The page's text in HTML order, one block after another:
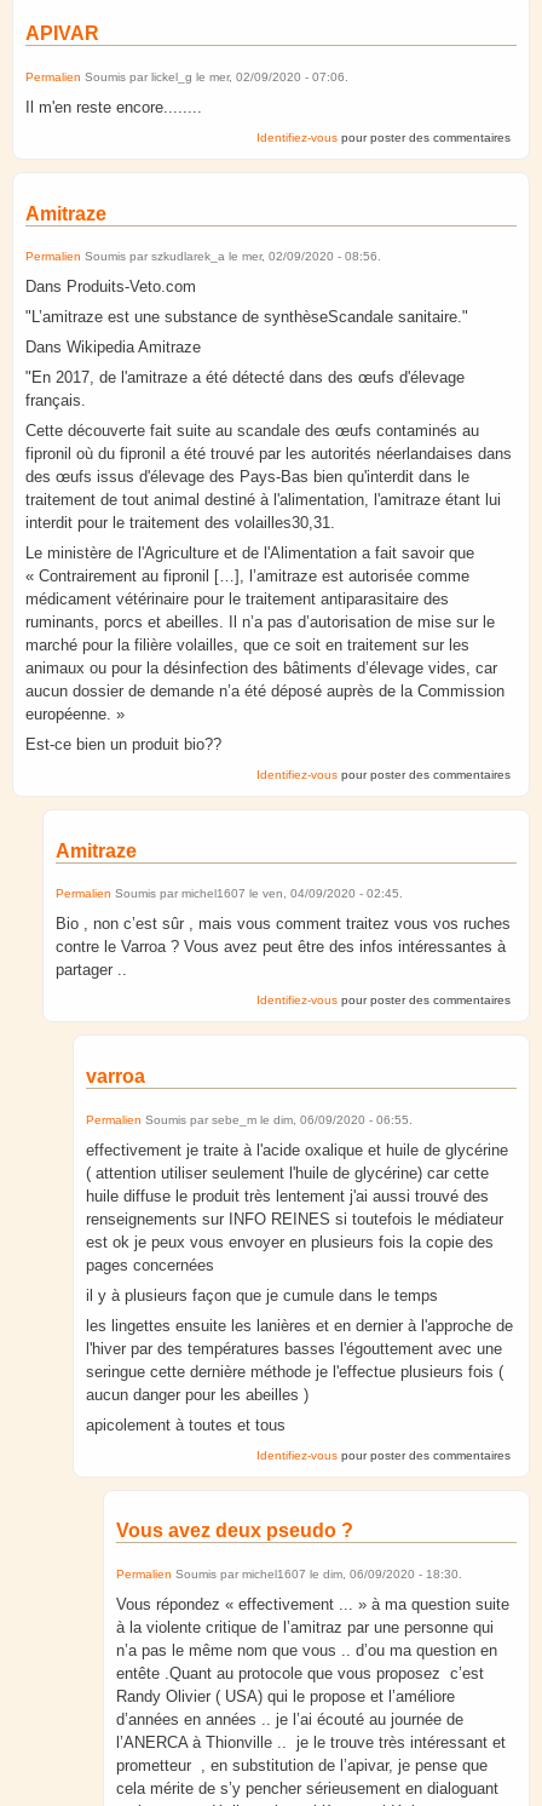
APIVAR
Permalien Soumis par lickel_g le mer, 02/09/2020 - 07:06
Il m'en reste encore........
Identifiez-vous pour poster des commentaires
Amitraze
Permalien Soumis par szkudlarek_a le mer, 02/09/2020 - 08:56.
Dans Produits-Veto.com
"L’amitraze est une substance de synthèseScandale sanitaire."
Dans Wikipedia Amitraze
"En 2017, de l'amitraze a été détecté dans des œufs d'élevage
français.
Cette découverte fait suite au scandale des œufs contaminés au
fipronil où du fipronil a été trouvé par les autorités néerlandaises dans
des œufs issus d'élevage des Pays-Bas bien qu'interdit dans le
traitement de tout animal destiné à l'alimentation, l'amitraze étant lui
interdit pour le traitement des volailles30,31.
Le ministère de l'Agriculture et de l'Alimentation a fait savoir que
« Contrairement au fipronil […], l’amitraze est autorisée comme
médicament vétérinaire pour le traitement antiparasitaire des
ruminants, porcs et abeilles. Il n’a pas d’autorisation de mise sur le
marché pour la filière volailles, que ce soit en traitement sur les
animaux ou pour la désinfection des bâtiments d’élevage vides, car
aucun dossier de demande n’a été déposé auprès de la Commission
européenne. »
Est-ce bien un produit bio??
Identifiez-vous pour poster des commentaires
Amitraze
Permalien Soumis par michel1607 le ven, 04/09/2020 - 02:45.
Bio , non c’est sûr , mais vous comment traitez vous vos ruches
contre le Varroa ? Vous avez peut être des infos intéressantes à
partager ..
Identifiez-vous pour poster des commentaires
varroa
Permalien Soumis par sebe_m le dim, 06/09/2020 - 06:55
effectivement je traite à l'acide oxalique et huile de glycérine
( attention utiliser seulement l'huile de glycérine) car cette
huile diffuse le produit très lentement j'ai aussi trouvé des
renseignements sur INFO REINES si toutefois le médiateur
est ok je peux vous envoyer en plusieurs fois la copie des
pages concernées
il y à plusieurs façon que je cumule dans le temps
les lingettes ensuite les lanières et en dernier à l'approche de
l'hiver par des températures basses l'égouttement avec une
seringue cette dernière méthode je l'effectue plusieurs fois (
aucun danger pour les abeilles )
apicolement à toutes et tous
Identifiez-vous pour poster des commentaires
Vous avez deux pseudo ?
Permalien Soumis par michel1607 le dim, 06/09/2020 - 18:30
Vous répondez « effectivement ... » à ma question suite
à la violente critique de l’amitraz par une personne qui
n’a pas le même nom que vous .. d’ou ma question en
entête .Quant au protocole que vous proposez c’est
Randy Olivier ( USA) qui le propose et l’améliore
d’années en années .. je l’ai écouté au journée de
l’ANERCA à Thionville .. je le trouve très intéressant et
prometteur , en substitution de l’apivar, je pense que
cela mérite de s’y pencher sérieusement en dialoguant